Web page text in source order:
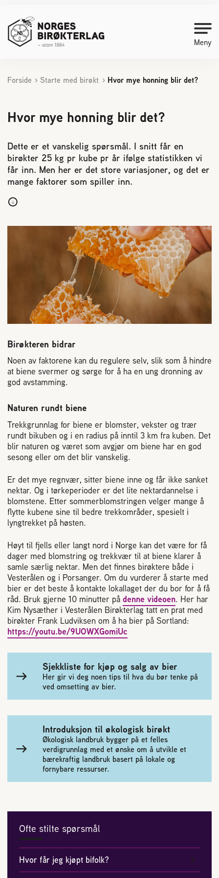
Meny
Kontakt oss
Bli medlem
Starte med birøkt
Medlemssider
Biene svermer
Reaksjon på bistikk
Om Norges Birøkterlag
Finn fylkes- og lokallag
Nyheter
Kurs
Aktivitetskalender
Lover og regler
Plassering av bigård
Sjekkliste for kjøp og salg av bier
Sykdom hos bier
Prosjekter
Norges Birøkterlags standpunkt
Min side (Rubic)
Dampsagveien 14
2004 Lillestrøm
TEL 63 94 20 80
post@norbi.no
Forside Starte med birøkt Hvor mye honning blir det?
Hvor mye honning blir det?
Dette er et vanskelig spørsmål. I snitt får en
birøkter 25 kg pr kube pr år ifølge statistikken vi
får inn. Men her er det store variasjoner, og det er
mange faktorer som spiller inn.
Birøkteren bidrar
Noen av faktorene kan du regulere selv, slik som å hindre
at biene svermer og sørge for å ha en ung dronning av
god avstamming.
Naturen rundt biene
Trekkgrunnlag for biene er blomster, vekster og trær
rundt bikuben og i en radius på inntil 3 km fra kuben. Det
blir naturen og været som avgjør om biene har en god
sesong eller om det blir vanskelig.
Er det mye regnvær, sitter biene inne og får ikke sanket
nektar. Og i tørkeperioder er det lite nektardannelse i
blomstene. Etter sommerblomstringen velger mange å
flytte kubene sine til bedre trekkområder, spesielt i
lyngtrekket på høsten.
Høyt til fjells eller langt nord i Norge kan det være for få
dager med blomstring og trekkvær til at biene klarer å
samle særlig nektar. Men det finnes birøktere både i
Vesterålen og i Porsanger. Om du vurderer å starte med
bier er det beste å kontakte lokallaget der du bor for å få
råd. Bruk gjerne 10 minutter på denne videoen. Her har
Kim Nysæther i Vesterålen Birøkterlag tatt en prat med
birøkter Frank Ludviksen om å ha bier på Sortland:
https://youtu.be/9UOWXGomiUc
Sjekkliste for kjøp og salg av bier
Her gir vi deg noen tips til hva du bør tenke på
ved omsetting av bier.
Introduksjon til økologisk birøkt
Økologisk landbruk bygger på et felles
verdigrunnlag med et ønske om å utvikle et
bærekraftig landbruk basert på lokale og
fornybare ressurser.
Ofte stilte spørsmål
Hvor får jeg kjøpt bifolk?